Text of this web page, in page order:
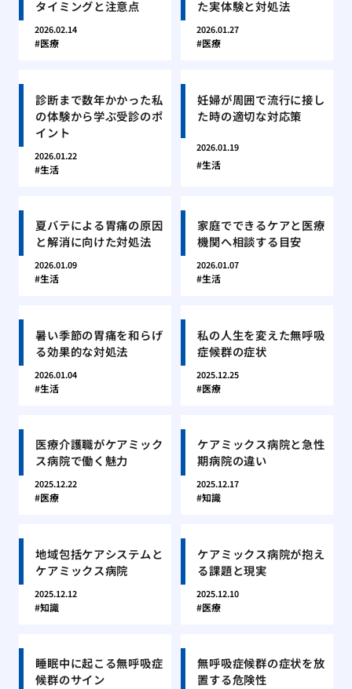
タイミングと注意点
2026.02.14
医療
た実体験と対処法
2026.01.27
医療
診断まで数年かかった私
の体験から学ぶ受診のポ
イント
2026.01.22
生活
妊婦が周囲で流行に接し
た時の適切な対応策
2026.01.19
生活
夏バテによる胃痛の原因
と解消に向けた対処法
2026.01.09
生活
家庭でできるケアと医療
機関へ相談する目安
2026.01.07
生活
暑い季節の胃痛を和らげ
る効果的な対処法
2026.01.04
生活
私の人生を変えた無呼吸
症候群の症状
2025.12.25
医療
医療介護職がケアミック
ス病院で働く魅力
2025.12.22
医療
ケアミックス病院と急性
期病院の違い
2025.12.17
知識
地域包括ケアシステムと
ケアミックス病院
2025.12.12
知識
ケアミックス病院が抱え
る課題と現実
2025.12.10
医療
睡眠中に起こる無呼吸症
候群のサイン
無呼吸症候群の症状を放
置する危険性